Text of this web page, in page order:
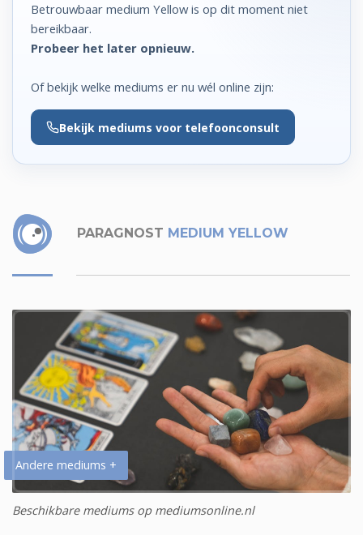
Betrouwbaar medium Yellow is op dit moment niet
bereikbaar.
Probeer het later opnieuw.
Of bekijk welke mediums er nu wél online zijn:
Bekijk mediums voor telefoonconsult
PARAGNOST MEDIUM YELLOW
Andere mediums +
Beschikbare mediums op mediumsonline.nl